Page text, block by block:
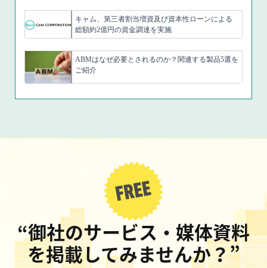
キャム、第三者割当増資及び資本性ローンによる
総額約2億円の資金調達を実施
ABMはなぜ必要とされるのか？関連する製品5選を
ご紹介
“御社のサービス・媒体資料
を掲載してみませんか？”